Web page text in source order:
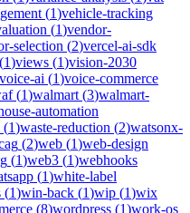
(1)vehicle-tracking
(1)vendor-
selection (2)vercel-ai-sdk
(1)views (1)vision-2030
voice-ai (1)voice-commerce
(1)walmart (3)walmart-
automation
(1)waste-reduction (2)watsonx-
(2)web (1)web-design
(1)web3 (1)webhooks
(1)white-label
(1)win-back (1)wip (1)wix
(8)wordpress (1)work-os